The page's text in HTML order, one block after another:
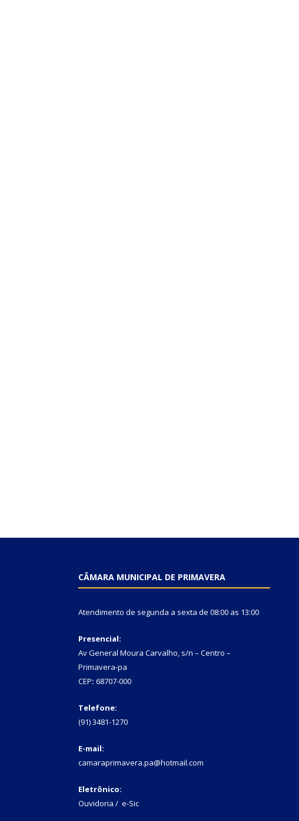
CÂMARA MUNICIPAL DE PRIMAVERA
Atendimento de segunda a sexta de 08:00 as 13:00
Presencial:
Av General Moura Carvalho, s/n – Centro –
Primavera-pa
CEP: 68707-000
Telefone:
(91) 3481-1270
E-mail:
camaraprimavera.pa@hotmail.com
Eletrônico:
Ouvidoria / e-Sic